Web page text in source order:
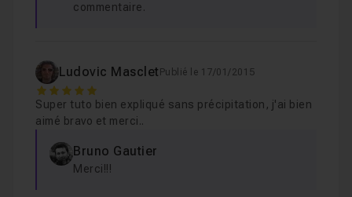
commentaire.
Ludovic Masclet Publié le 17/01/2015
5
Super tuto bien expliqué sans précipitation, j'ai bien
aimé bravo et merci..
Bruno Gautier
Merci!!!